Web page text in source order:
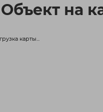
Объект на
карты...